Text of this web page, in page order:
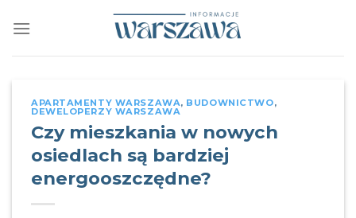
APARTAMENTY WARSZAWA, BUDOWNICTWO,
DEWELOPERZY WARSZAWA
Czy mieszkania w nowych
osiedlach są bardziej
energooszczędne?